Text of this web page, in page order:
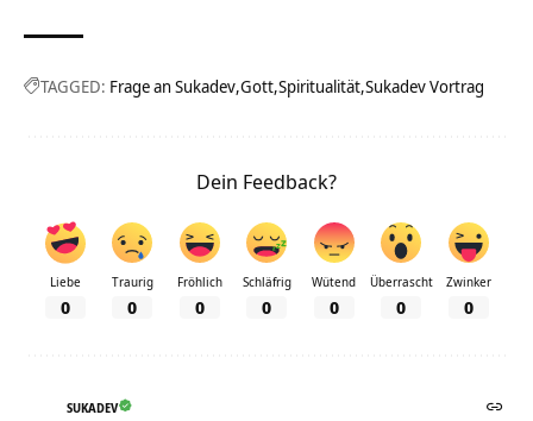
TAGGED: Frage an Sukadev Gott Spiritualität Sukadev Vortrag
Dein Feedback?
Liebe
0
Traurig
0
Fröhlich
0
Schläfrig
0
Wütend
0
Überrascht
0
Zwinker
0
SUKADEV